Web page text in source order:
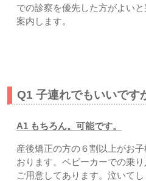
での診察を優先した方がよい
案内します。
Q1 子連れでもいいです
A1 もちろん。可能です。
産後矯正の方の６割以上がお
おります。ベビーカーでの乗
ご用意してあります。泣いて